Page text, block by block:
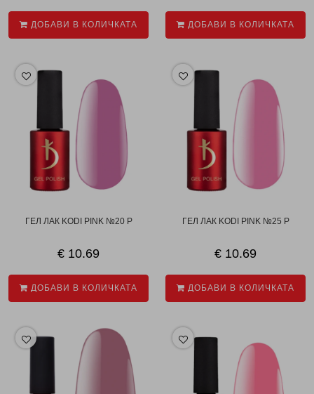
ДОБАВИ В КОЛИЧКАТА ДОБАВИ В КОЛИЧКАТА
ГЕЛ ЛАК KODI PINK №20 P
€ 10.69
ДОБАВИ В КОЛИЧКАТА
ГЕЛ ЛАК KODI PINK №25 P
€ 10.69
ДОБАВИ В КОЛИЧКАТА